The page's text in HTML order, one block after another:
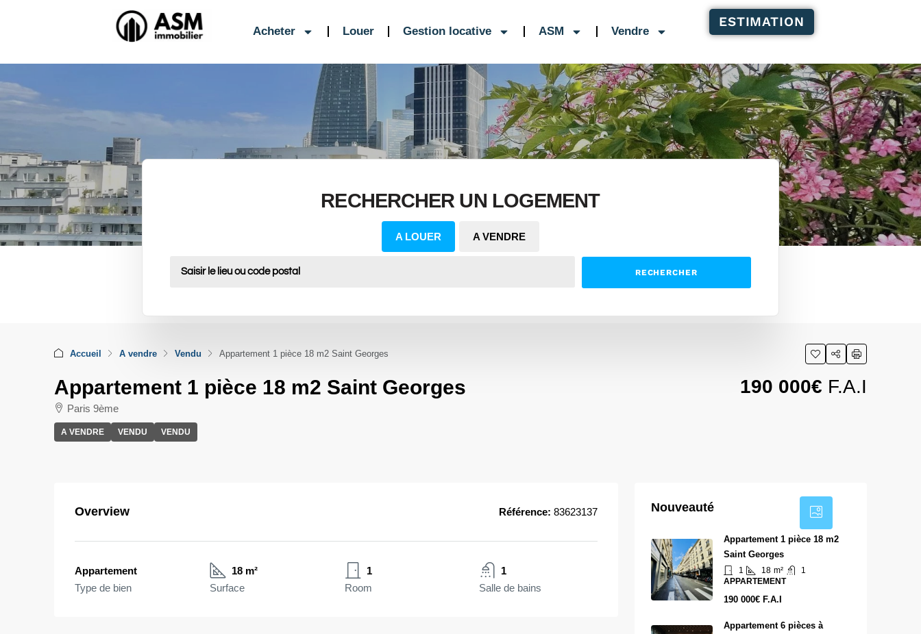
Acheter Louer Gestion locative ASM Vendre
ESTIMATION
RECHERCHER UN LOGEMENT
A LOUER A VENDRE
RECHERCHER
Accueil A vendre Vendu Appartement 1 pièce 18 m2 Saint Georges
Appartement 1 pièce 18 m2 Saint Georges
Paris 9ème
A VENDRE VENDU VENDU
190 000€ F.A.I
Overview Référence: 83623137
Appartement
Type de bien
18 m²
Surface
1
Room
1
Salle de bains
Nouveauté
Appartement 1 pièce 18 m2
Saint Georges
1 18 m²
1
APPARTEMENT
190 000€ F.A.I
Appartement 6 pièces à